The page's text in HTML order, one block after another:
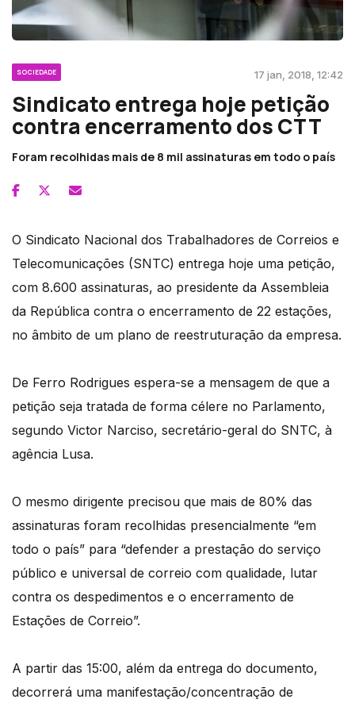
SOCIEDADE 17 jan, 2018, 12:42
Sindicato entrega hoje petição
contra encerramento dos CTT
Foram recolhidas mais de 8 mil assinaturas em todo o país
O Sindicato Nacional dos Trabalhadores de Correios e
Telecomunicações (SNTC) entrega hoje uma petição,
com 8.600 assinaturas, ao presidente da Assembleia
da República contra o encerramento de 22 estações,
no âmbito de um plano de reestruturação da empresa.
De Ferro Rodrigues espera-se a mensagem de que a
petição seja tratada de forma célere no Parlamento,
segundo Victor Narciso, secretário-geral do SNTC, à
agência Lusa.
O mesmo dirigente precisou que mais de 80% das
assinaturas foram recolhidas presencialmente “em
todo o país” para “defender a prestação do serviço
público e universal de correio com qualidade, lutar
contra os despedimentos e o encerramento de
Estações de Correio”.
A partir das 15:00, além da entrega do documento,
decorrerá uma manifestação/concentração de